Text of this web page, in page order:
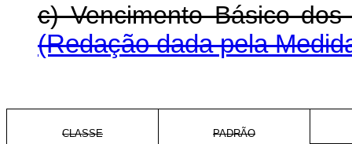
c) Vencimento Básico
(Redação dada pela
CLASSE
PADRÃO